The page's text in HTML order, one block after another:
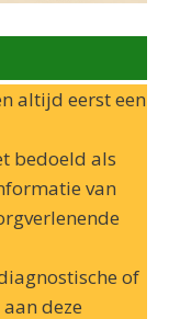
altijd eerst een
bedoeld als
van
of
deze